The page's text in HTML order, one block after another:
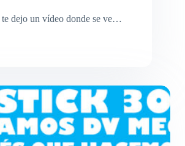
dejo un vídeo donde se ve…